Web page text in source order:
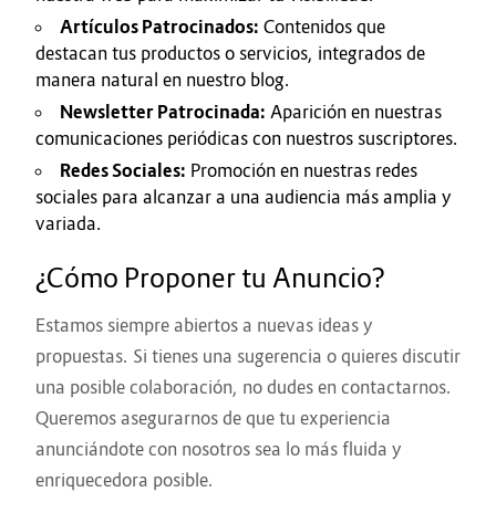
Artículos Patrocinados: Contenidos que
destacan tus productos o servicios, integrados de
manera natural en nuestro blog.
Newsletter Patrocinada: Aparición en nuestras
comunicaciones periódicas con nuestros suscriptores.
Redes Sociales: Promoción en nuestras redes
sociales para alcanzar a una audiencia más amplia y
variada.
¿Cómo Proponer tu Anuncio?
Estamos siempre abiertos a nuevas ideas y
propuestas. Si tienes una sugerencia o quieres discutir
una posible colaboración, no dudes en contactarnos.
Queremos asegurarnos de que tu experiencia
anunciándote con nosotros sea lo más fluida y
enriquecedora posible.